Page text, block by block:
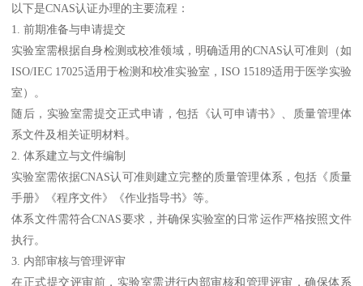
以下是CNAS认证办理的主要流程：
1. 前期准备与申请提交
实验室需根据自身检测或校准领域，明确适用的CNAS认可准则（如
ISO/IEC 17025适用于检测和校准实验室，ISO 15189适用于医学实验
室）。
随后，实验室需提交正式申请，包括《认可申请书》、质量管理体
系文件及相关证明材料。
2. 体系建立与文件编制
实验室需依据CNAS认可准则建立完整的质量管理体系，包括《质量
手册》《程序文件》《作业指导书》等。
体系文件需符合CNAS要求，并确保实验室的日常运作严格按照文件
执行。
3. 内部审核与管理评审
在正式提交评审前，实验室需进行内部审核和管理评审，确保体系